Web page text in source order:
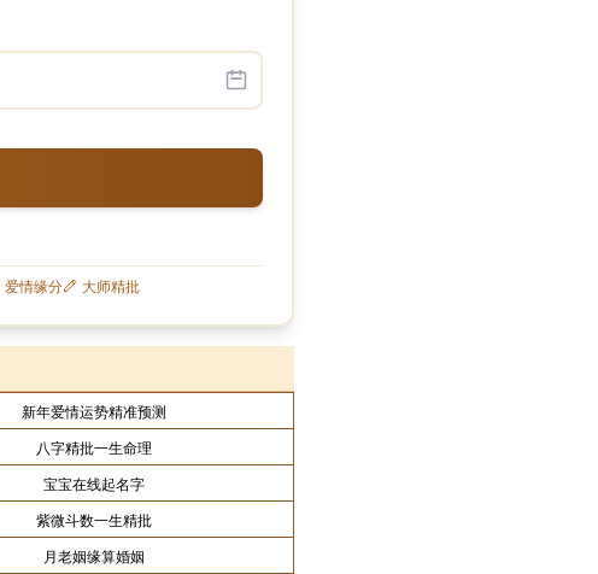
爱情缘分 大师精批
新年爱情运势精准预测
八字精批一生命理
宝宝在线起名字
紫微斗数一生精批
月老姻缘算婚姻